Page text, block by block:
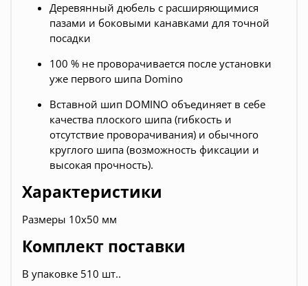
Деревянный дюбель с расширяющимися
пазами и боковыми канавками для точной
посадки
100 % не проворачивается после установки
уже первого шипа Domino
Вставной шип DOMINO объединяет в себе
качества плоского шипа (гибкость и
отсутствие проворачивания) и обычного
круглого шипа (возможность фиксации и
высокая прочность).
Характеристики
Размеры 10x50 мм
Комплект поставки
В упаковке 510 шт..